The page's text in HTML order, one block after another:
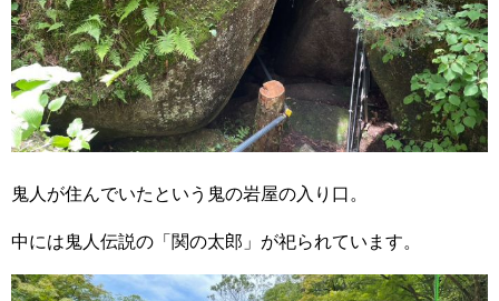
鬼人が住んでいたという鬼の岩屋の入り口。
中には鬼人伝説の「関の太郎」が祀られています。